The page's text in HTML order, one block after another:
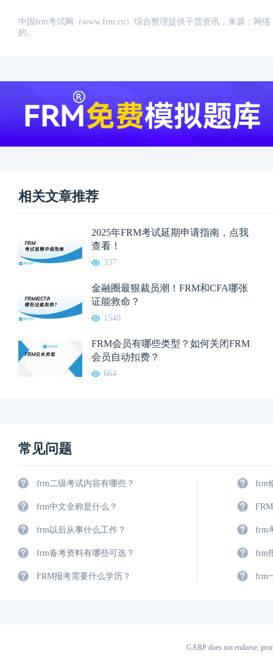
中国frm考试网（www.frm.cn）综合整理提供干货资讯，来源：网
的。
相关文章推荐
2025年FRM考试延期申请指南，点我
查看！
337
金融圈最狠裁员潮！FRM和CFA哪张
证能救命？
1540
FRM会员有哪些类型？如何关闭FRM
会员自动扣费？
664
常见问题
frm二级考试内容有哪些？
frm中文全称是什么？
frm以后从事什么工作？
frm备考资料有哪些可选？
FRM报考需要什么学历？
frm
frm
frm
frm
GARP does not endorse,